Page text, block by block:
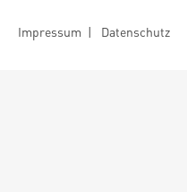
Impressum | Datenschutz